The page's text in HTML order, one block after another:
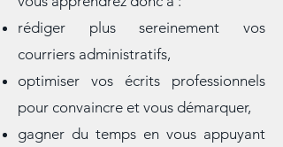
En parcourant cette partie du blog,
vous apprendrez donc à :
rédiger plus sereinement vos
courriers administratifs,
optimiser vos écrits professionnels
pour convaincre et vous démarquer,